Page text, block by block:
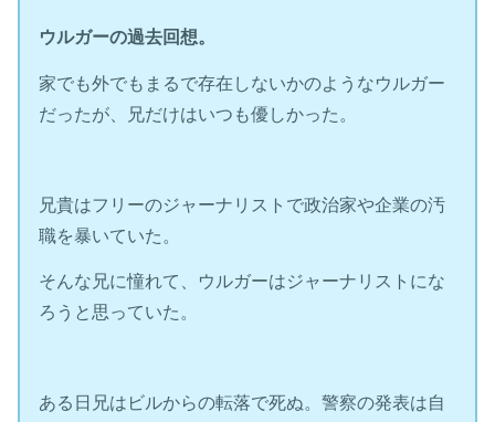
ウルガーの過去回想。
家でも外でもまるで存在しないかのようなウルガー
だったが、兄だけはいつも優しかった。
兄貴はフリーのジャーナリストで政治家や企業の汚
職を暴いていた。
そんな兄に憧れて、ウルガーはジャーナリストにな
ろうと思っていた。
ある日兄はビルからの転落で死ぬ。警察の発表は自